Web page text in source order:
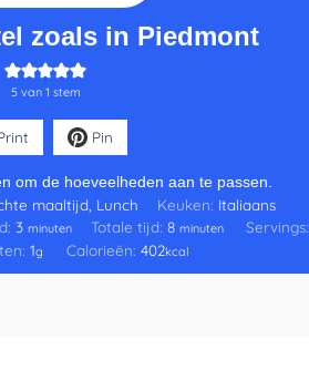
zoals in Piedmont
5van 1 stem
Pin
om de hoeveelheden aan te passen.
maaltijd, Lunch Keuken: Italiaans
3 minuten Totale tijd: 8 minuten Servings:
1g Calorieën: 402kcal